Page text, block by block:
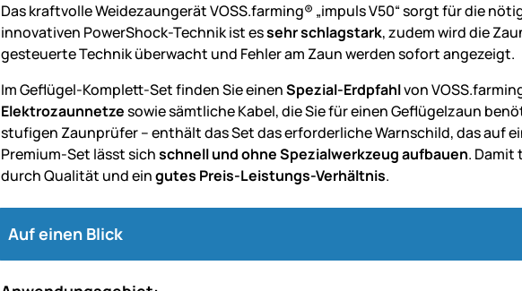
Das kraftvolle Weidezaungerät VOSS.farming® „impuls V50“ sorgt für die
innovativen PowerShock-Technik ist essehr schlagstark, zudem wird die
gesteuerte Technik überwacht und Fehler am Zaun werden sofort angezeigt.
Im Geflügel-Komplett-Set finden Sie einenSpezial-Erdpfahlvon
Elektrozaunnetzesowie sämtliche Kabel, die Sie für einen Geflügelzaun
stufigen Zaunprüfer – enthält das Set das erforderliche Warnschild, das auf
Premium-Set lässt sichschnell und ohne Spezialwerkzeug aufbauen. Damit
durch Qualität und eingutes Preis-Leistungs-Verhältnis.
Auf einen Blick